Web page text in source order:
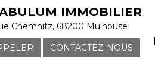
IMMOBILIER
Chemnitz, 68200 Mulhouse
CONTACTEZ-NOUS